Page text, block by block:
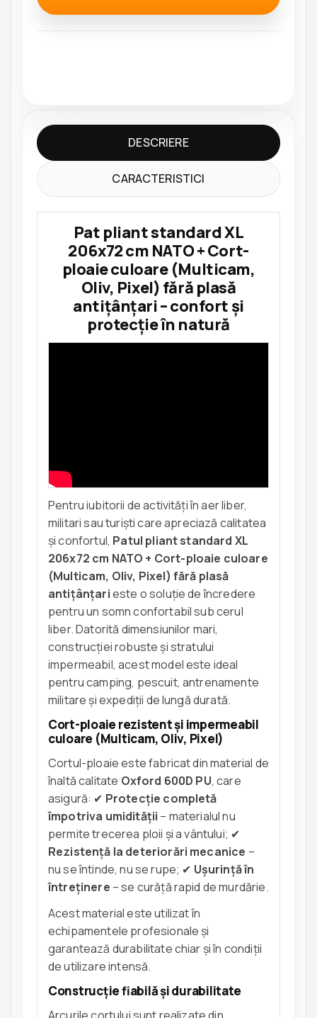
DESCRIERE
CARACTERISTICI
Pat pliant standard XL
206x72 cm NATO + Cort-
ploaie culoare (Multicam,
Oliv, Pixel) fără plasă
antițânțari – confort și
protecție în natură
Pentru iubitorii de activități în aer liber,
militari sau turiști care apreciază calitatea
și confortul, Patul pliant standard XL
206x72 cm NATO + Cort-ploaie culoare
(Multicam, Oliv, Pixel) fără plasă
antițânțarieste o soluție de încredere
pentru un somn confortabil sub cerul
liber. Datorită dimensiunilor mari,
construcției robuste și stratului
impermeabil, acest model este ideal
pentru camping, pescuit, antrenamente
militare și expediții de lungă durată.
Cort-ploaie rezistent și impermeabil
culoare (Multicam, Oliv, Pixel)
Cortul-ploaie este fabricat din material de
înaltă calitate Oxford 600D PU, care
asigură: ✔ Protecție completă
împotriva umidității – materialul nu
permite trecerea ploii și a vântului; ✔
Rezistență la deteriorări mecanice –
nu se întinde, nu se rupe; ✔ Ușurință în
întreținere – se curăță rapid de murdărie.
Acest material este utilizat în
echipamentele profesionale și
garantează durabilitate chiar și în condiții
de utilizare intensă.
Construcție fiabilă și durabilitate